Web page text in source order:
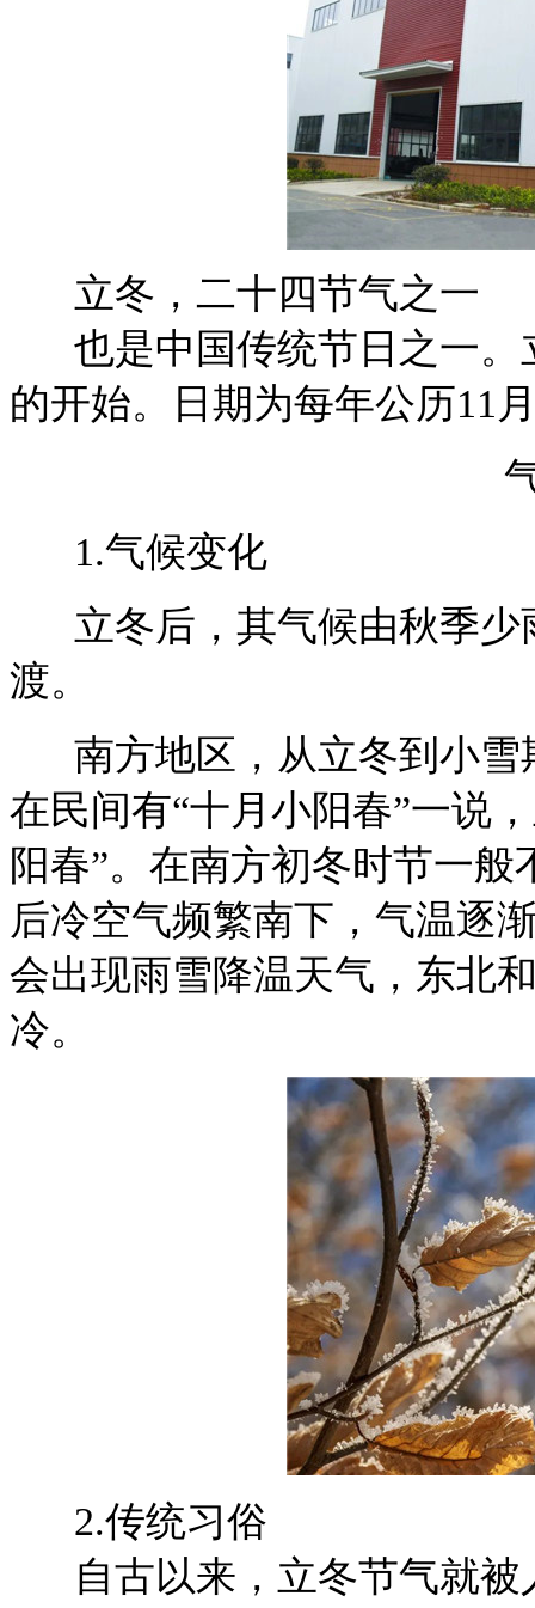
立冬，二十四节气之一
也是中国传统节日之一。
的开始。日期为每年公历11
1.气候变化
立冬后，其气候由秋季少
渡。
南方地区，从立冬到小雪
在民间有“十月小阳春”一说
阳春”。在南方初冬时节一
后冷空气频繁南下，气温逐
会出现雨雪降温天气，东北
冷。
2.传统习俗
自古以来，立冬节气就被